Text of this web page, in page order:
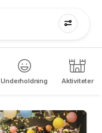
Underholdning Aktiviteter